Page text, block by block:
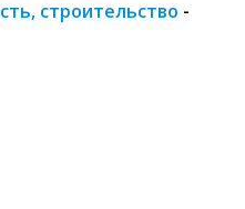
строительство -